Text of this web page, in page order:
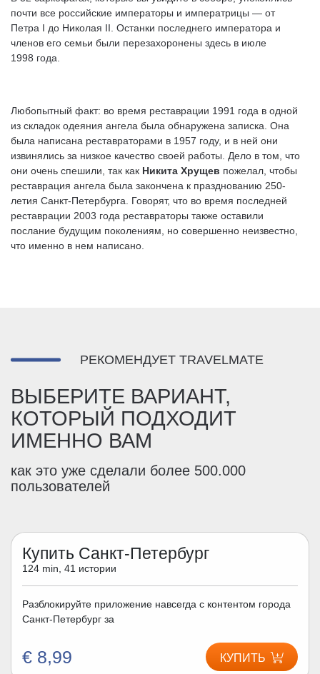
почти все российские императоры и императрицы — от
Петра I до Николая II. Останки последнего императора и
членов его семьи были перезахоронены здесь в июле
1998 года.
Любопытный факт: во время реставрации 1991 года в одной
из складок одеяния ангела была обнаружена записка. Она
была написана реставраторами в 1957 году, и в ней они
извинялись за низкое качество своей работы. Дело в том, что
они очень спешили, так как Никита Хрущев пожелал, чтобы
реставрация ангела была закончена к празднованию 250-
летия Санкт-Петербурга. Говорят, что во время последней
реставрации 2003 года реставраторы также оставили
послание будущим поколениям, но совершенно неизвестно,
что именно в нем написано.
РЕКОМЕНДУЕТ TRAVELMATE
ВЫБЕРИТЕ ВАРИАНТ,
КОТОРЫЙ ПОДХОДИТ
ИМЕННО ВАМ
как это уже сделали более 500.000
пользователей
Купить Санкт-Петербург
124 min, 41 истории
Разблокируйте приложение навсегда с контентом города
Санкт-Петербург за
€ 8,99 КУПИТЬ